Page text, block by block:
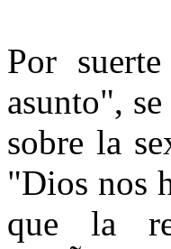
Por
asunto",
sobre la
"Dios nos
que la